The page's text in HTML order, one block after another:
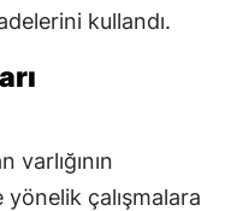
kullandı.
varlığının
çalışmalara